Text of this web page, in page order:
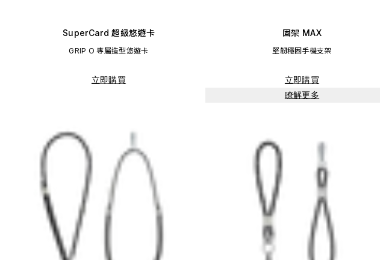
SuperCard 超級悠遊卡
GRIP O 專屬造型悠遊卡
立即購買
固架 MAX
堅韌穩固手機支架
立即購買
瞭解更多